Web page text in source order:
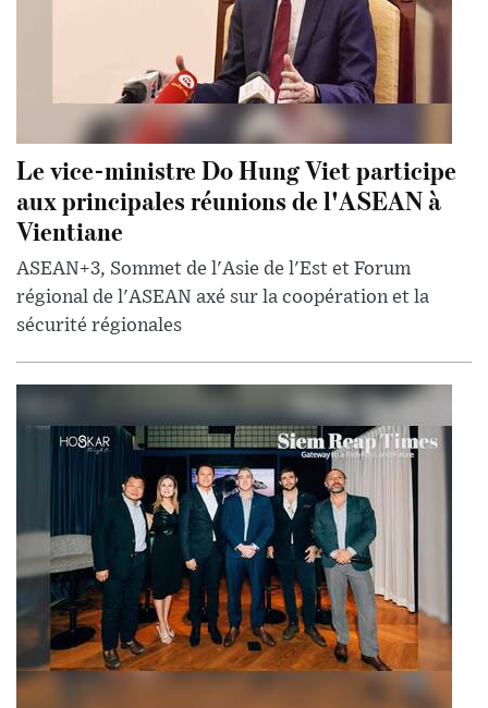
Le vice-ministre Do Hung Viet participe
aux principales réunions de l'ASEAN à
Vientiane
ASEAN+3, Sommet de l'Asie de l'Est et Forum
régional de l'ASEAN axé sur la coopération et la
sécurité régionales